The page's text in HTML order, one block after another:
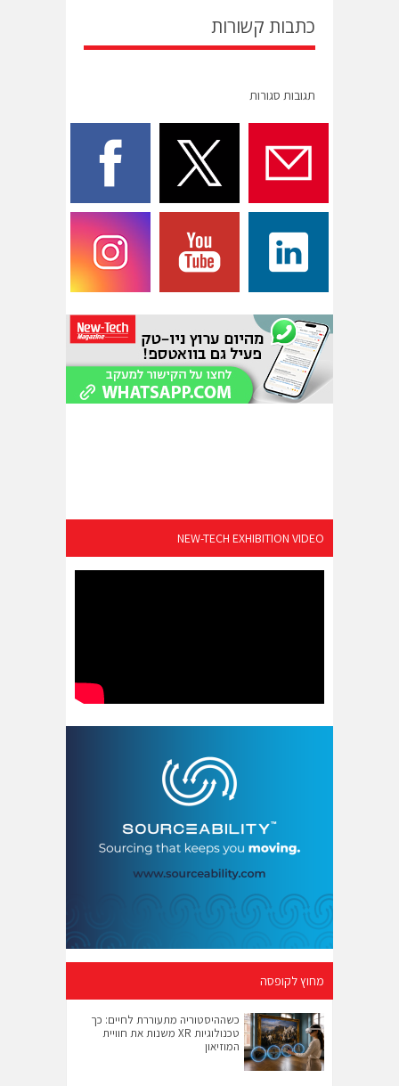
כתבות קשורות
תגובות סגורות
NEW-TECH EXHIBITION VIDEO
מחוץ לקופסה
כשההיסטוריה מתעוררת לחיים: כך
טכנולוגיות XR משנות את חוויית
המוזיאון